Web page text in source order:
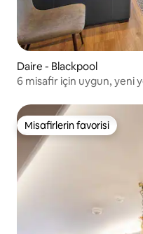
Daire - Blackpool
6 misafir için uygun, yeni
Misafirlerin favorisi
Misafirlerin favorisi